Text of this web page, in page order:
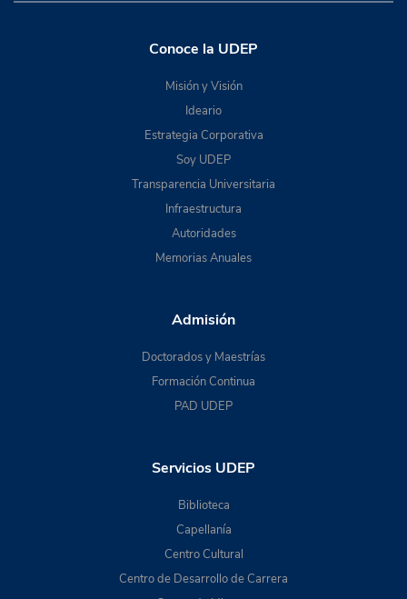
Conoce la UDEP
Misión y Visión
Ideario
Estrategia Corporativa
Soy UDEP
Transparencia Universitaria
Infraestructura
Autoridades
Memorias Anuales
Admisión
Doctorados y Maestrías
Formación Continua
PAD UDEP
Servicios UDEP
Biblioteca
Capellanía
Centro Cultural
Centro de Desarrollo de Carrera